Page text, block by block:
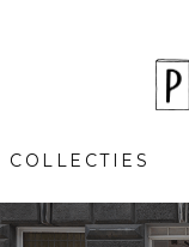
COLLECTIES